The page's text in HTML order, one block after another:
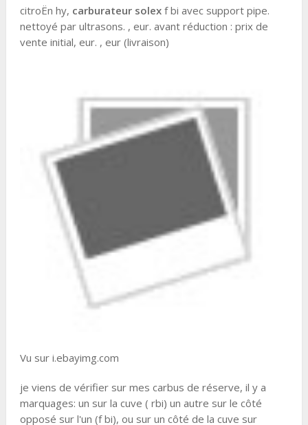
citroËn hy, carburateur solexf bi avec support pipe.
nettoyé par ultrasons. , eur. avant réduction : prix de
vente initial, eur. , eur (livraison)
Vu sur i.ebayimg.com
je viens de vérifier sur mes carbus de réserve, il y a
marquages: un sur la cuve ( rbi) un autre sur le côté
opposé sur l'un (f bi), ou sur un côté de la cuve sur